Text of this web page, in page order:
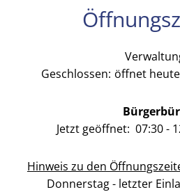
Klicken, um weitere
Geschlossen: öffnet
Klicken, um weitere
Jetzt geöffnet: 07:30-
Hinweis zu den
Donnerstag - letzter